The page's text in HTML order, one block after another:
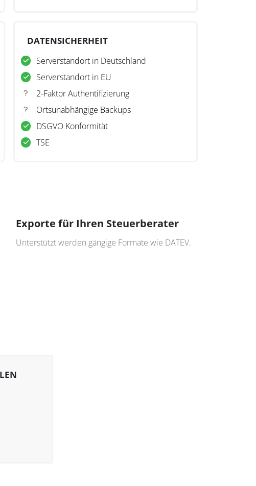
DATENSICHERHEIT
Serverstandort in Deutschland
Serverstandort in EU
2-Faktor Authentifizierung
Ortsunabhängige Backups
DSGVO Konformität
TSE
Exporte für Ihren Steuerberater
Unterstützt werden gängige Formate wie DATEV.